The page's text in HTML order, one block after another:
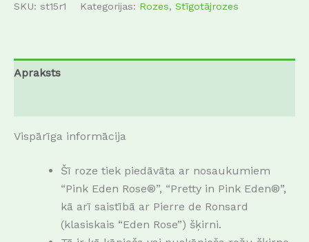
SKU: st15r1 Kategorijas: Rozes, Stīgotājrozes
Apraksts
Vispārīga informācija
Šī roze tiek piedāvāta ar nosaukumiem
“Pink Eden Rose®”, “Pretty in Pink Eden®”,
kā arī saistībā ar Pierre de Ronsard
(klasiskais “Eden Rose”) šķirni.